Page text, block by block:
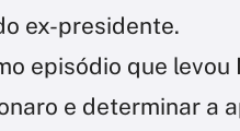
ex-presidente.
episódio que levou
e determinar a